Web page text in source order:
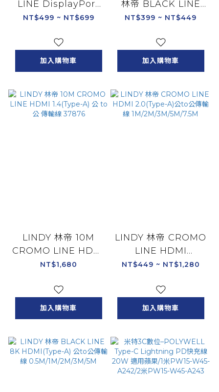
LINE DisplayPort
1.4版 公to公 傳輸線
NT$499 ~ NT$699
加入購物車
林帝 BLACK LINE
DisplayPort 1.2版 公
NT$399 ~ NT$449
加入購物車
LINDY 林帝 10M
CROMO LINE HDMI
1.4(Type-A) 公 to 公
NT$1,680
加入購物車
LINDY 林帝 CROMO
LINE HDMI
2.0(Type-A)公to公傳
1M/2M/3M/5M/7.5M
NT$449 ~ NT$1,280
加入購物車